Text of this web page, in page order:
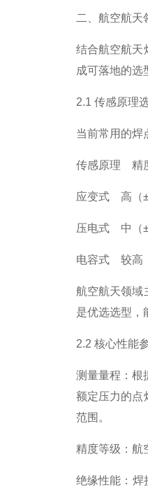
二、航空航天
结合航空航天
成可落地的选
2.1 传感原理
当前常用的焊
传感原理 精
应变式 高（
压电式 中（
电容式 较高
航空航天领域
是优选选型，
2.2 核心性能
测量量程：根
额定压力的点
范围。
精度等级：航
绝缘性能：焊